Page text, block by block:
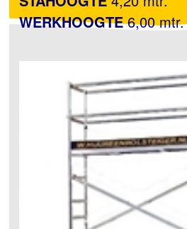
WERKHOOGTE6,00 mtr.